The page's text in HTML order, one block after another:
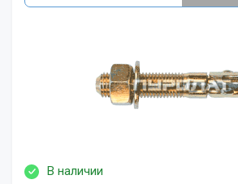
В наличии